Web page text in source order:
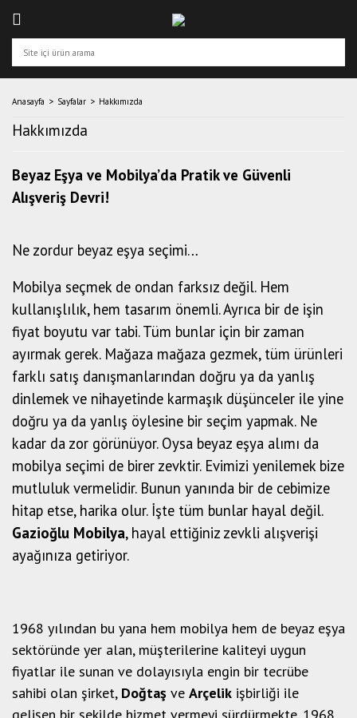
Anasayfa Sayfalar Hakkımızda
Hakkımızda
Beyaz Eşya ve Mobilya’da Pratik ve Güvenli
Alışveriş Devri!
Ne zordur beyaz eşya seçimi…
Mobilya seçmek de ondan farksız değil. Hem
kullanışlılık, hem tasarım önemli. Ayrıca bir de işin
fiyat boyutu var tabi. Tüm bunlar için bir zaman
ayırmak gerek. Mağaza mağaza gezmek, tüm ürünleri
farklı satış danışmanlarından doğru ya da yanlış
dinlemek ve nihayetinde karmaşık düşünceler ile yine
doğru ya da yanlış öylesine bir seçim yapmak. Ne
kadar da zor görünüyor. Oysa beyaz eşya alımı da
mobilya seçimi de birer zevktir. Evimizi yenilemek bize
mutluluk vermelidir. Bunun yanında bir de cebimize
hitap etse, harika olur. İşte tüm bunlar hayal değil.
Gazioğlu Mobilya, hayal ettiğiniz zevkli alışverişi
ayağınıza getiriyor.
1968 yılından bu yana hem mobilya hem de beyaz eşya
sektöründe yer alan, müşterilerine kaliteyi uygun
fiyatlar ile sunan ve dolayısıyla engin bir tecrübe
sahibi olan şirket, Doğtaş ve Arçelik işbirliği ile